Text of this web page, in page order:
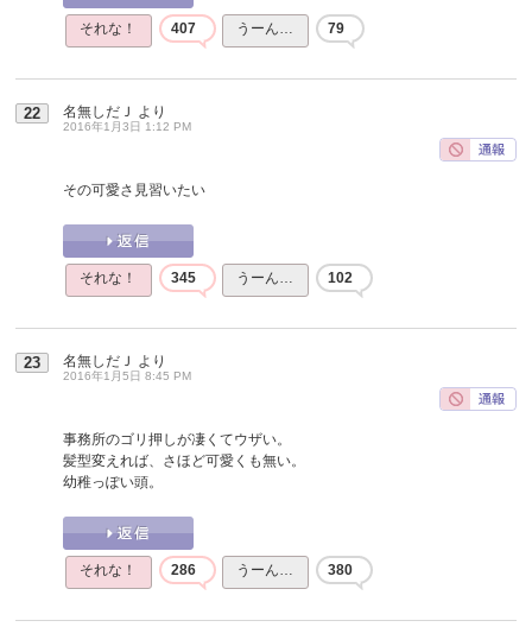
それな！ 407 うーん… 79
22 名無しだＪ より
2016年1月3日 1:12 PM
その可愛さ見習いたい
それな！ 345 うーん… 102
23 名無しだＪ より
2016年1月5日 8:45 PM
事務所のゴリ押しが凄くてウザい。
髪型変えれば、さほど可愛くも無い。
幼稚っぽい頭。
それな！ 286 うーん… 380